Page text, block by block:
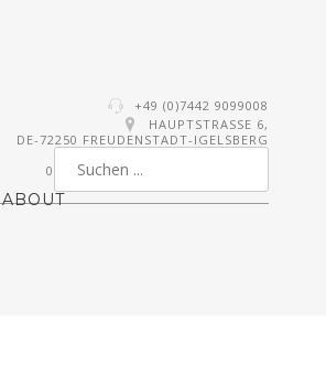
+49 (0)7442 9099008
HAUPTSTRASSE 6,
DE-72250 FREUDENSTADT-IGELSBERG
0
ABOUT